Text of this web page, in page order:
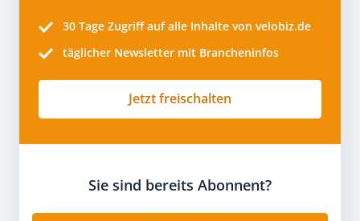
30 Tage Zugriff auf alle Inhalte von velobiz.de
täglicher Newsletter mit Brancheninfos
Jetzt freischalten
Sie sind bereits Abonnent?